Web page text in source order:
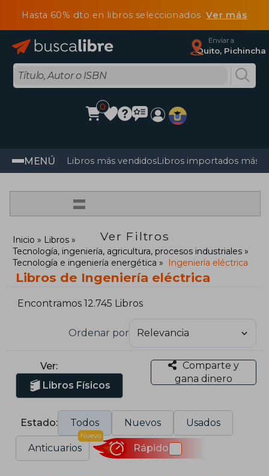
Hasta 60% dto en libros seleccionadosVer más
Enviar a
Quito, Pichincha
0
MENÚ Libros más vendidosLibros importados más
=
Ver Filtros
Inicio
Libros
Tecnología, ingeniería, agricultura, procesos industriales
Tecnología e ingeniería energética
Ingeniería eléctrica
Libros de Ingeniería eléctrica
Encontramos 12.745 Libros
Ordenar por
Ver:
Libros Físicos
Comparte y
gana dinero
Estado: Todos Nuevos Usados
Anticuarios
Nuevo
Rápido